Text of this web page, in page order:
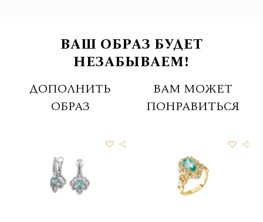
ВАШ ОБРАЗ БУДЕТ
НЕЗАБЫВАЕМ!
ДОПОЛНИТЬ
ОБРАЗ
ВАМ МОЖЕТ
ПОНРАВИТЬСЯ